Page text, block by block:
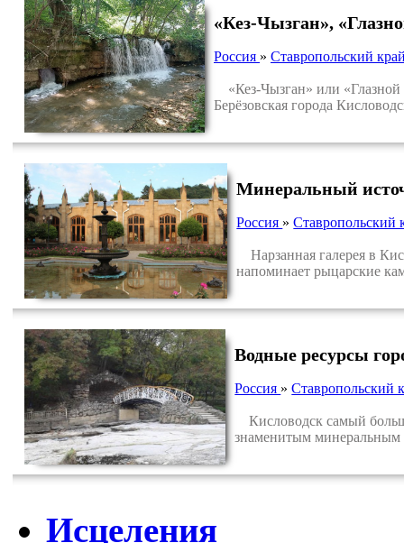
«Кез-Чызган»,
Россия » Ставропольский
«Кез-Чызган» или «Глазной
Берёзовская города
Минеральный
Россия »Ставропольский
Нарзанная галерея в
напоминает рыцарские
Водные ресурсы
Россия »Ставропольский
Кисловодск самый
знаменитым минеральным
Исцеления